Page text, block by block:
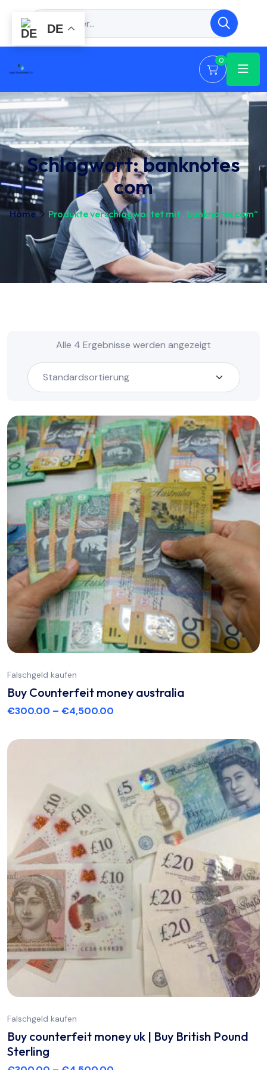
0
Schlagwort:banknotes
com
Home Produkte verschlagwortet mit „banknotes com“
Alle 4 Ergebnisse werden angezeigt
Falschgeld kaufen
Buy Counterfeit money australia
€300.00 – €4,500.00
Falschgeld kaufen
Buy counterfeit money uk | Buy British Pound
Sterling
DE